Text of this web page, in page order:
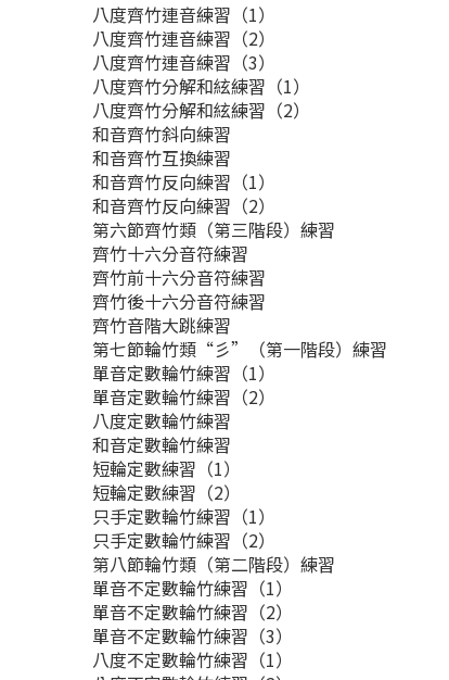
八度齊竹連音練習（1）
八度齊竹連音練習（2）
八度齊竹連音練習（3）
八度齊竹分解和絃練習（1）
八度齊竹分解和絃練習（2）
和音齊竹斜向練習
和音齊竹互換練習
和音齊竹反向練習（1）
和音齊竹反向練習（2）
第六節齊竹類（第三階段）練習
齊竹十六分音符練習
齊竹前十六分音符練習
齊竹後十六分音符練習
齊竹音階大跳練習
第七節輪竹類“彡”（第一階段）練習
單音定數輪竹練習（1）
單音定數輪竹練習（2）
八度定數輪竹練習
和音定數輪竹練習
短輪定數練習（1）
短輪定數練習（2）
只手定數輪竹練習（1）
只手定數輪竹練習（2）
第八節輪竹類（第二階段）練習
單音不定數輪竹練習（1）
單音不定數輪竹練習（2）
單音不定數輪竹練習（3）
八度不定數輪竹練習（1）